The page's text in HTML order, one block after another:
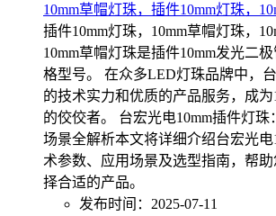
10mm草帽灯珠，插件10mm灯珠，
插件10mm灯珠，10mm草帽灯珠，
10mm草帽灯珠是插件10mm发光二
格型号。 在众多LED灯珠品牌中，
的技术实力和优质的产品服务，成
的佼佼者。 台宏光电10mm插件灯珠
场景全解析本文将详细介绍台宏光电
术参数、应用场景及选型指南，帮
择合适的产品。
发布时间：2025-07-11